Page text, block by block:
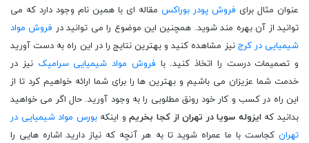
عنوان مثال برای فروش پودر بوراکس مقاله ای با همین نام وجود دارد که می
توانید از آن بهره مند شوید. همچنین این موضوع را می توانید در فروش مواد
شیمیایی در کرج نیز مشاهده کنید و بهترین نتایج را در این راه به دست آورید
و تصمیمات درست را اتخاذ کنید. با فروش مواد شیمیایی سرامیکنیز در
خدمت شما عزیزان می باشیم و بهترین ها را برای شما ارائه خواهیم کرد تا از
این راه در کسب و کار خود رونق مطلوبی را به وجود آورید. حال اگر می خواهید
بدانید که ایزوله سویا در تهران از کجا بخریم و اینکهبورس مواد شیمیایی در
تهرانکجاست با ما عمراه شوید تا به هر آنچه که نیاز دارید اشاره هایی را